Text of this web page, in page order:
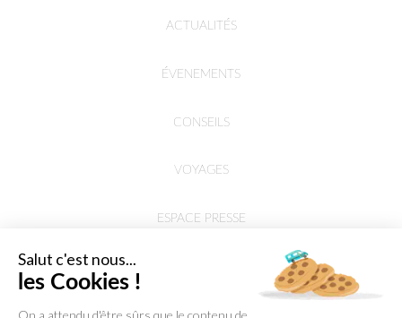
ACTUALITÉS
ÉVENEMENTS
CONSEILS
VOYAGES
ESPACE PRESSE
Salut c'est nous...
les Cookies !
On a attendu d'être sûrs que le contenu de